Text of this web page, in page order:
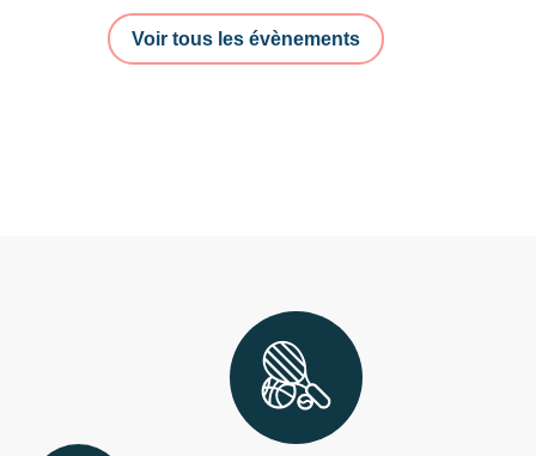
Voir tous les évènements